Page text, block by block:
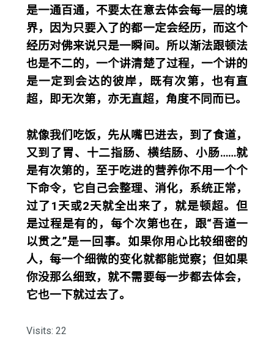
是一通百通，不要太在意去体会每一层的境
界，因为只要入了的都一定会经历，而这个
经历对佛来说只是一瞬间。所以渐法跟顿法
也是不二的，一个讲清楚了过程，一个讲的
是一定到会达的彼岸，既有次第，也有直
超，即无次第，亦无直超，角度不同而已。
就像我们吃饭，先从嘴巴进去，到了食道，
又到了胃、十二指肠、横结肠、小肠……就
是有次第的，至于吃进的营养你不用一个个
下命令，它自己会整理、消化，系统正常，
过了1天或2天就全出来了，就是顿超。但
是过程是有的，每个次第也在，跟“吾道一
以贯之”是一回事。如果你用心比较细密的
人，每一个细微的变化就都能觉察；但如果
你没那么细致，就不需要每一步都去体会，
它也一下就过去了。
Visits: 22